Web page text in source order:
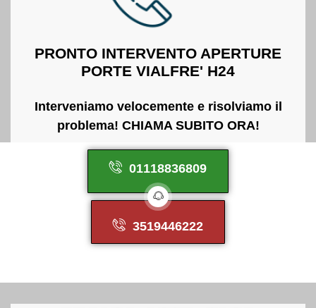
PRONTO INTERVENTO APERTURE
PORTE VIALFRE' H24
Interveniamo velocemente e risolviamo il
problema! CHIAMA SUBITO ORA!
01118836809
3519446222